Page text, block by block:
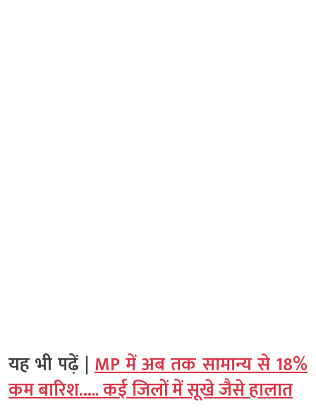
यह भी पढ़ें |MP में अब तक सामान्य से 18%
कम बारिश….. कई जिलों में सूखे जैसे हालात